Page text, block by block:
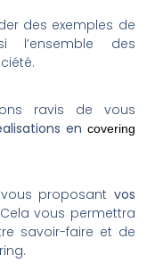
des exemples de
des
ravis de vous
en covering
proposant vos
vous permettra
savoir-faire et de